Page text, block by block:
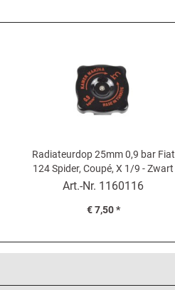
Radiateurdop 25mm 0,9 bar Fiat
124 Spider, Coupé, X 1/9 - Zwart
Art.-Nr. 1160116
€ 7,50 *